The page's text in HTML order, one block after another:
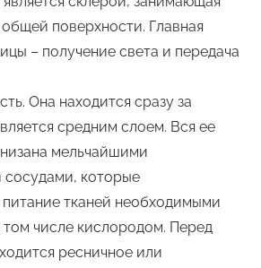
поверхности. Главная
– получение света и передача
Она находится сразу за
средним слоем. Вся ее
мельчайшими
которые
тканей необходимыми
числе кислородом. Перед
ресничное или